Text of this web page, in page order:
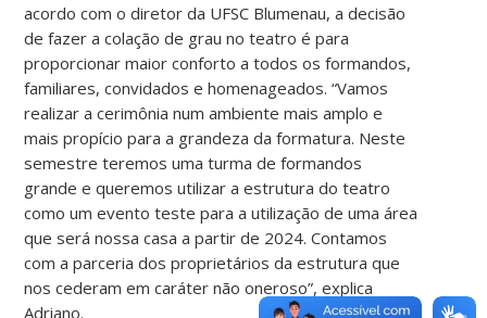
acordo com o diretor da UFSC Blumenau, a decisão
de fazer a colação de grau no teatro é para
proporcionar maior conforto a todos os formandos,
familiares, convidados e homenageados. “Vamos
realizar a cerimônia num ambiente mais amplo e
mais propício para a grandeza da formatura. Neste
semestre teremos uma turma de formandos
grande e queremos utilizar a estrutura do teatro
como um evento teste para a utilização de uma área
que será nossa casa a partir de 2024. Contamos
com a parceria dos proprietários da estrutura que
nos cederam em caráter não oneroso”, explica
Adriano.